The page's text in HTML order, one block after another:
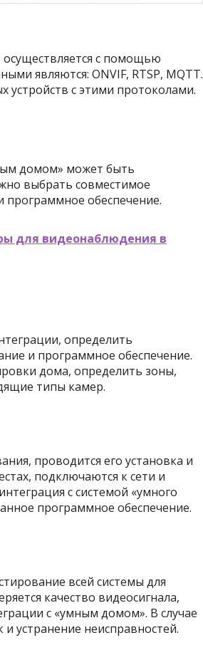
с помощью
являются: ONVIF, RTSP, MQTT.
устройств с этими протоколами.
домом» может быть
выбрать совместимое
обеспечение.
для видеонаблюдения в
определить
и программное обеспечение.
дома, определить зоны,
типы камер.
проводится его установка и
подключаются к сети и
с системой «умного
программное обеспечение.
всей системы для
качество видеосигнала,
с «умным домом». В случае
устранение неисправностей.